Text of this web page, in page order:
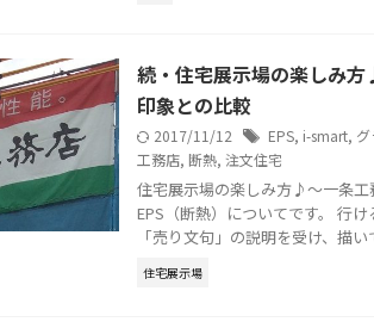
続・住宅展示場の楽しみ
印象との比較
2017/11/12 EPS, i-smart,
工務店, 断熱, 注文住宅
住宅展示場の楽しみ方♪～一条
EPS（断熱）についてです。 行
「売り文句」の説明を受け、描
住宅展示場